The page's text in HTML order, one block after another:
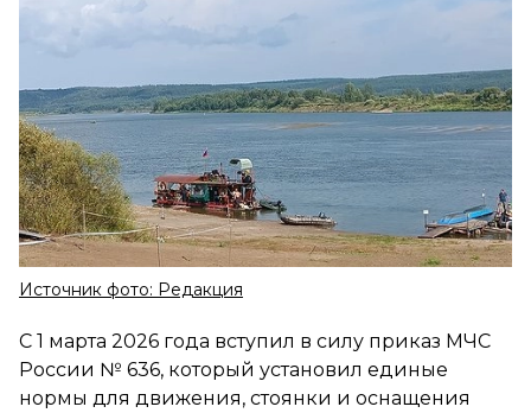
Источник фото: Редакция
С 1 марта 2026 года вступил в силу приказ МЧС
России № 636, который установил единые
нормы для движения, стоянки и оснащения